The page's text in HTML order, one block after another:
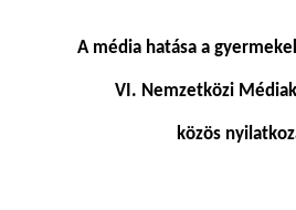
A média hatása a
VI. Nemzetközi
közös